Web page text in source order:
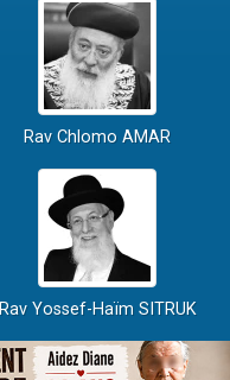
Rav Chlomo AMAR
Rav Yossef-Haïm SITRUK